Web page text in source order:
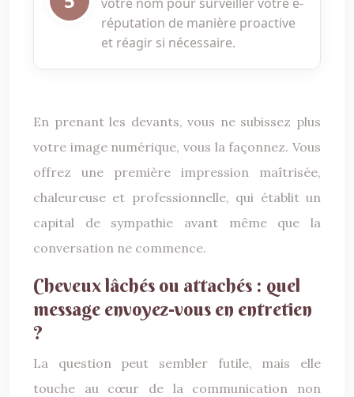
réputation de manière proactive
et réagir si nécessaire.
En prenant les devants, vous ne subissez plus
votre image numérique, vous la façonnez. Vous
offrez une première impression maîtrisée,
chaleureuse et professionnelle, qui établit un
capital de sympathie avant même que la
conversation ne commence.
Cheveux lâchés ou attachés : quel
message envoyez-vous en entretien
?
La question peut sembler futile, mais elle
touche au cœur de la communication non